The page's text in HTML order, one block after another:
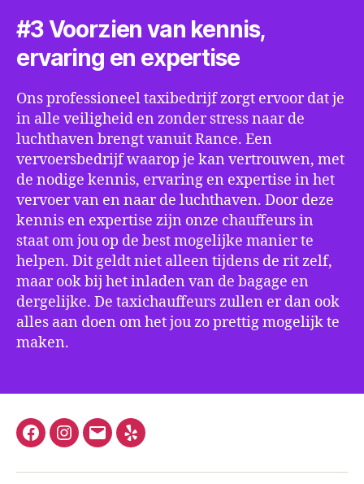
#3 Voorzien van kennis,
ervaring en expertise
Ons professioneel taxibedrijf zorgt ervoor dat je
in alle veiligheid en zonder stress naar de
luchthaven brengt vanuit Rance. Een
vervoersbedrijf waarop je kan vertrouwen, met
de nodige kennis, ervaring en expertise in het
vervoer van en naar de luchthaven. Door deze
kennis en expertise zijn onze chauffeurs in
staat om jou op de best mogelijke manier te
helpen. Dit geldt niet alleen tijdens de rit zelf,
maar ook bij het inladen van de bagage en
dergelijke. De taxichauffeurs zullen er dan ook
alles aan doen om het jou zo prettig mogelijk te
maken.
FacebookInstagram
E-
Yelp